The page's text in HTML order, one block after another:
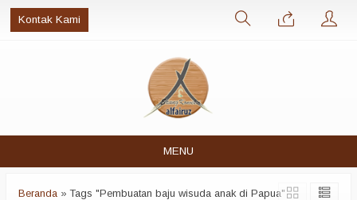
Kontak Kami
MENU
Beranda »Tags "Pembuatan baju wisuda anak di Papua"